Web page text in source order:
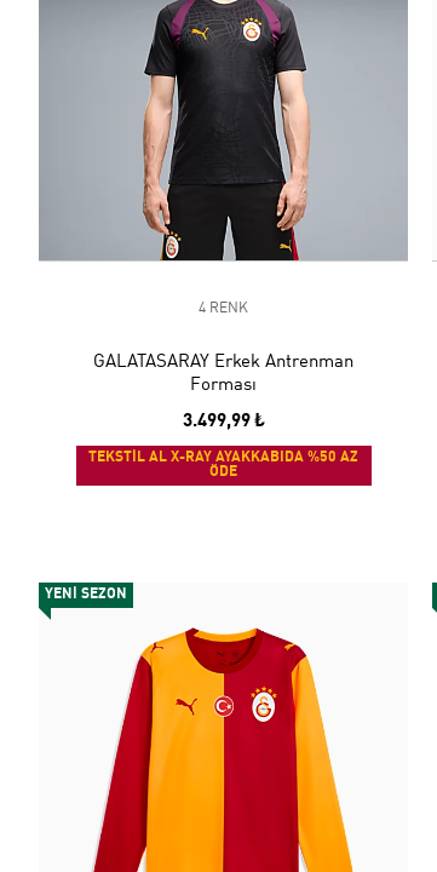
4 RENK
GALATASARAY Erkek Antrenman
Forması
3.499,99 ₺
TEKSTİL AL X-RAY AYAKKABIDA %50 AZ
ÖDE
YENİ SEZON